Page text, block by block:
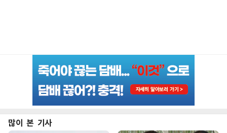
많이 본 기사